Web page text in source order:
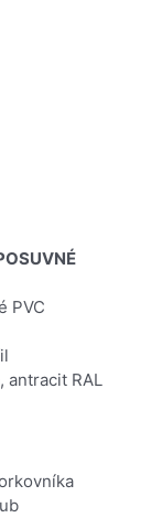
PVC
antracit RAL